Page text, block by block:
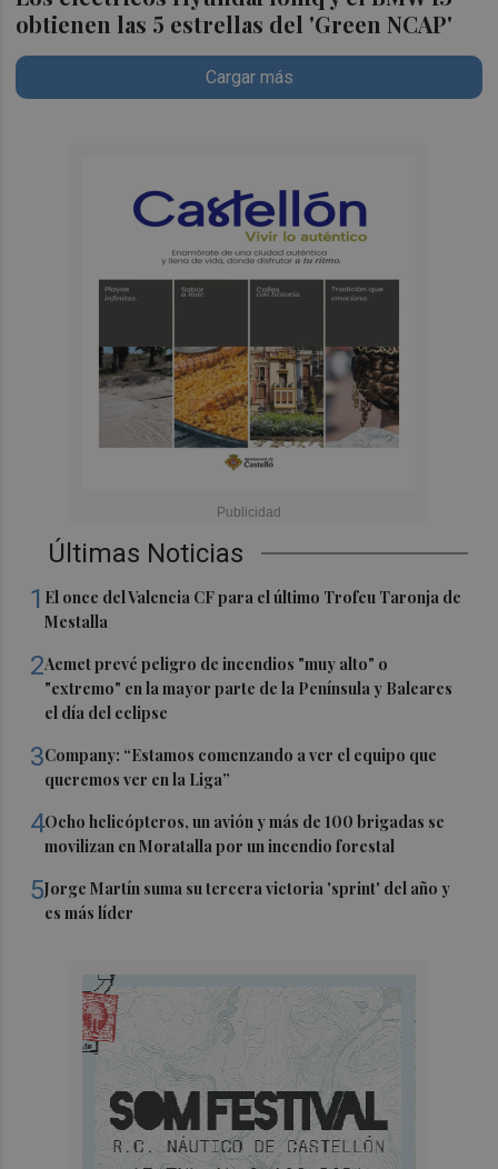
obtienen las 5 estrellas del 'Green NCAP'
Cargar más
Últimas Noticias
1 El once del Valencia CF para el último Trofeu Taronja de
Mestalla
2Aemet prevé peligro de incendios "muy alto" o
"extremo" en la mayor parte de la Península y Baleares
el día del eclipse
3Company: “Estamos comenzando a ver el equipo que
queremos ver en la Liga”
4Ocho helicópteros, un avión y más de 100 brigadas se
movilizan en Moratalla por un incendio forestal
5Jorge Martín suma su tercera victoria 'sprint' del año y
es más líder